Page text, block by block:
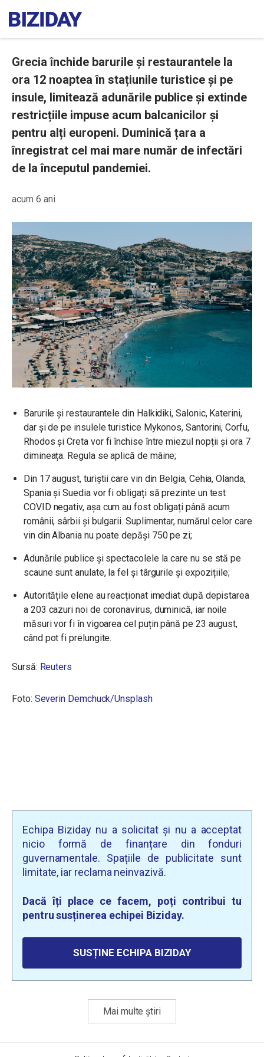
Grecia închide barurile și restaurantele la
ora 12 noaptea în stațiunile turistice și pe
insule, limitează adunările publice și extinde
restricțiile impuse acum balcanicilor și
pentru alți europeni. Duminică țara a
înregistrat cel mai mare număr de infectări
de la începutul pandemiei.
acum 6 ani
Barurile și restaurantele din Halkidiki, Salonic, Katerini,
dar și de pe insulele turistice Mykonos, Santorini, Corfu,
Rhodos și Creta vor fi închise între miezul nopții și ora 7
dimineața. Regula se aplică de mâine;
Din 17 august, turiștii care vin din Belgia, Cehia, Olanda,
Spania și Suedia vor fi obligați să prezinte un test
COVID negativ, așa cum au fost obligați până acum
românii, sârbii și bulgarii. Suplimentar, numărul celor care
vin din Albania nu poate depăși 750 pe zi;
Adunările publice și spectacolele la care nu se stă pe
scaune sunt anulate, la fel și târgurile și expozițiile;
Autoritățile elene au reacționat imediat după depistarea
a 203 cazuri noi de coronavirus, duminică, iar noile
măsuri vor fi în vigoarea cel puțin până pe 23 august,
când pot fi prelungite.
Sursă: Reuters
Foto: Severin Demchuck/Unsplash
Echipa Biziday nu a solicitat și nu a acceptat
nicio formă de finanțare din fonduri
guvernamentale. Spațiile de publicitate sunt
limitate, iar reclama neinvazivă.
Dacă îți place ce facem, poți contribui tu
pentru susținerea echipei Biziday.
SUSȚINE ECHIPA BIZIDAY
Mai multe știri